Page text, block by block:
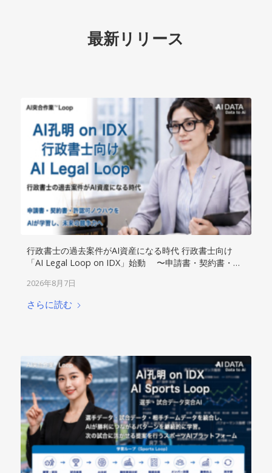
最新リリース
行政書士の過去案件がAI資産になる時代 行政書士向け
「AI Legal Loop on IDX」始動 〜申請書・契約書・許
2026年8月7日
さらに読む